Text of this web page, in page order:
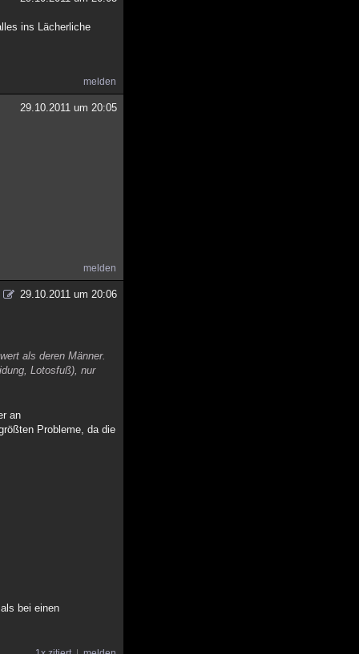
ins Lächerliche
melden
29.10.2011 um 20:05
melden
29.10.2011 um 20:06
als deren Männer.
Lotosfuß), nur
an
Probleme, da die
bei einen